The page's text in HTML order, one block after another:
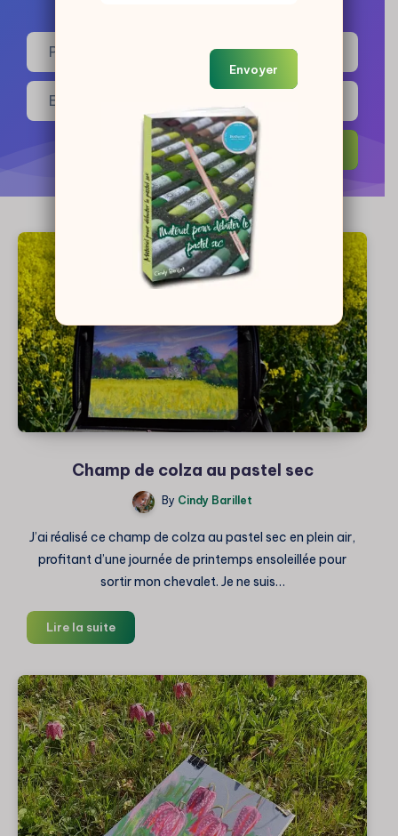
Champ de colza au pastel sec
By Cindy Barillet
J’ai réalisé ce champ de colza au pastel sec en plein air,
profitant d’une journée de printemps ensoleillée pour
sortir mon chevalet. Je ne suis…
Lire la suiteChamp
de
au
pastel
sec
Envoyer